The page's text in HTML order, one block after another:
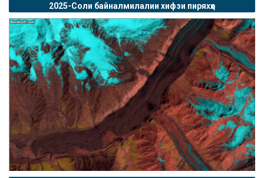
2025-Соли байналмилалии хифзи пиряхҳо